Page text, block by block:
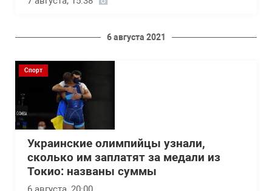
6 августа 2021
Спорт
Украинские олимпийцы узнали,
сколько им заплатят за медали из
Токио: названы суммы